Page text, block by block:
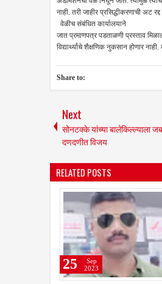
नाही. तरी जाहीर प्रसिद्धीकरणाची अट
वेळीच संबंधित कार्यालयाने
जात प्रमाणपत्र पडताळणी प्रस्ताव
विद्यार्थ्यांचे शैक्षणिक नुकसान होणार
Share to:
Next
सोनटक्के यांच्या बालेकिल्ल्याला
दणदणीत विजय
RELATED POSTS
21
Sep
2023